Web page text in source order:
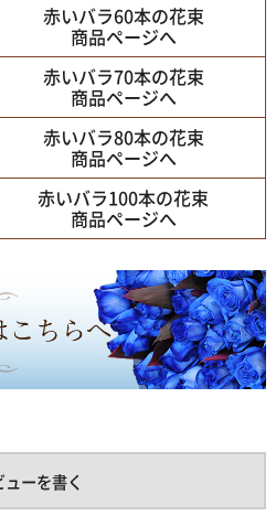
赤いバラ60本の花束
商品ページへ
赤いバラ70本の花束
商品ページへ
赤いバラ80本の花束
商品ページへ
赤いバラ100本の花束
商品ページへ
ューを書く